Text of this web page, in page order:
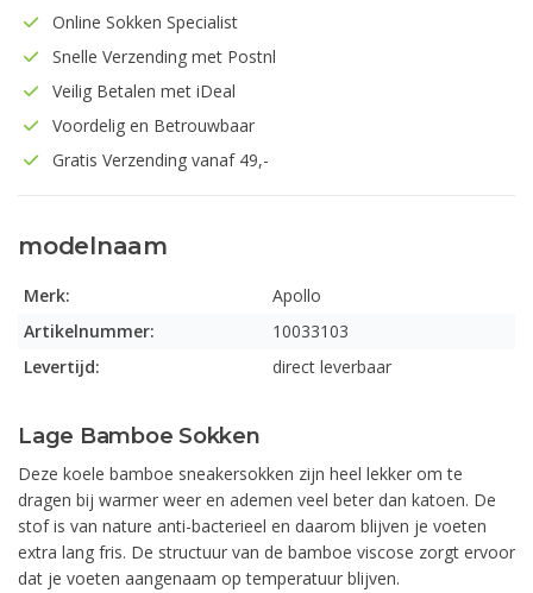
Online Sokken Specialist
Snelle Verzending met Postnl
Veilig Betalen met iDeal
Voordelig en Betrouwbaar
Gratis Verzending vanaf 49,-
modelnaam
Merk:
Apollo
Artikelnummer:
10033103
Levertijd:
direct leverbaar
Lage Bamboe Sokken
Deze koele bamboe sneakersokken zijn heel lekker om te
dragen bij warmer weer en ademen veel beter dan katoen. De
stof is van nature anti-bacterieel en daarom blijven je voeten
extra lang fris. De structuur van de bamboe viscose zorgt ervoor
dat je voeten aangenaam op temperatuur blijven.